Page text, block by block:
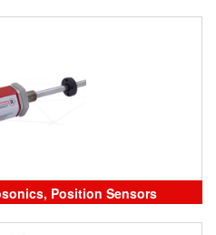
cảm
Position Sensors
vietnam, Temposonics